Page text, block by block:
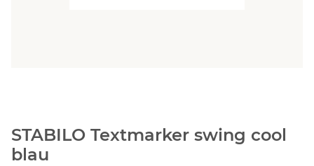
STABILO Textmarker swing cool
blau